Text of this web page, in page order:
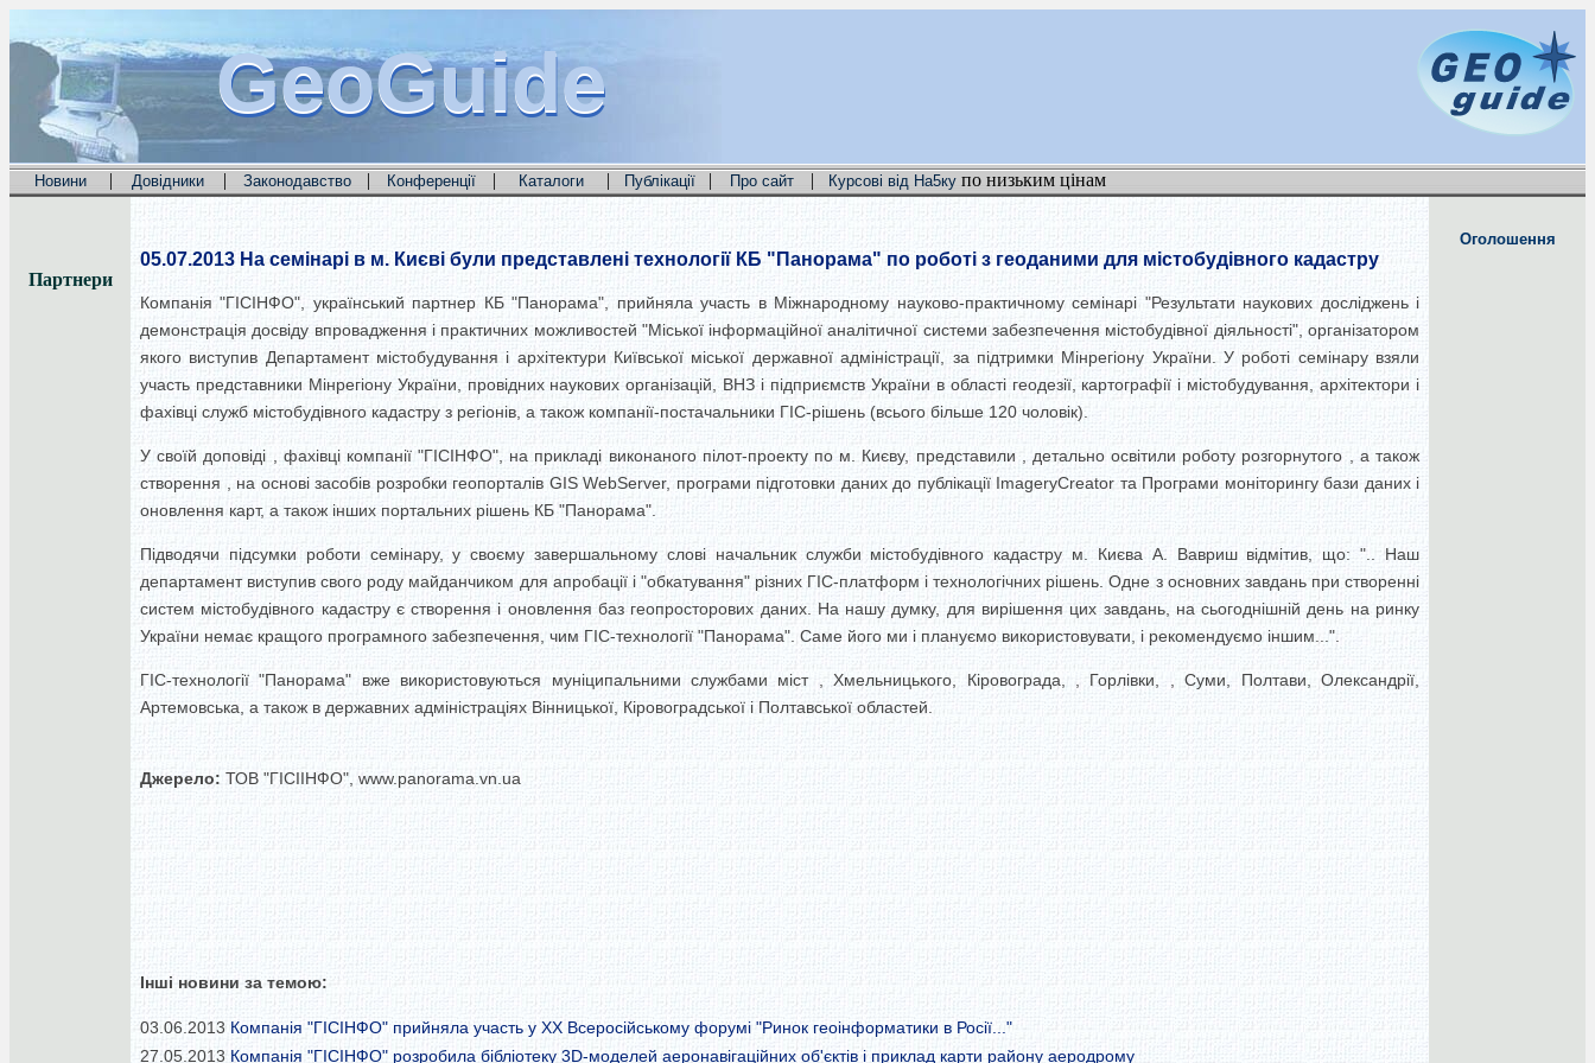
GeoGuide
GeoGuide
GeoGuide
Новини | Довідники | Законодавство | Конференції | Каталоги | Публікації | Про сайт | Курсові від На5ку по низьким цінам
Партнери
05.07.2013 На семінарі в м. Києві були представлені технології КБ "Панорама" по роботі з геоданими для містобудівного кадастру
Компанія "ГІСІНФО", український партнер КБ "Панорама", прийняла участь в Міжнародному науково-практичному семінарі "Результати наукових досліджень і
демонстрація досвіду впровадження і практичних можливостей "Міської інформаційної аналітичної системи забезпечення містобудівної діяльності", організатором
якого виступив Департамент містобудування і архітектури Київської міської державної адміністрації, за підтримки Мінрегіону України. У роботі семінару взяли
участь представники Мінрегіону України, провідних наукових організацій, ВНЗ і підприємств України в області геодезії, картографії і містобудування, архітектори і
фахівці служб містобудівного кадастру з регіонів, а також компанії-постачальники ГІС-рішень (всього більше 120 чоловік).
У своїй доповіді , фахівці компанії "ГІСІНФО", на прикладі виконаного пілот-проекту по м. Києву, представили , детально освітили роботу розгорнутого , а також
створення , на основі засобів розробки геопорталів GIS WebServer, програми підготовки даних до публікації ImageryCreator та Програми моніторингу бази даних і
оновлення карт, а також інших портальних рішень КБ "Панорама".
Підводячи підсумки роботи семінару, у своєму завершальному слові начальник служби містобудівного кадастру м. Києва А. Вавриш відмітив, що: ".. Наш
департамент виступив свого роду майданчиком для апробації і "обкатування" різних ГІС-платформ і технологічних рішень. Одне з основних завдань при створенні
систем містобудівного кадастру є створення і оновлення баз геопросторових даних. На нашу думку, для вирішення цих завдань, на сьогоднішній день на ринку
України немає кращого програмного забезпечення, чим ГІС-технології "Панорама". Саме його ми і плануємо використовувати, і рекомендуємо іншим...".
ГІС-технології "Панорама" вже використовуються муніципальними службами міст , Хмельницького, Кіровограда, , Горлівки, , Суми, Полтави, Олександрії,
Артемовська, а також в державних адміністраціях Вінницької, Кіровоградської і Полтавської областей.
Джерело: ТОВ "ГІСІІНФО", www.panorama.vn.ua
Інші новини за темою:
03.06.2013 Компанія "ГІСІНФО" прийняла участь у XX Всеросійському форумі "Ринок геоінформатики в Росії..."
27.05.2013 Компанія "ГІСІНФО" розробила бібліотеку 3D-моделей аеронавігаційних об'єктів і приклад карти району аеродрому
Оголошення